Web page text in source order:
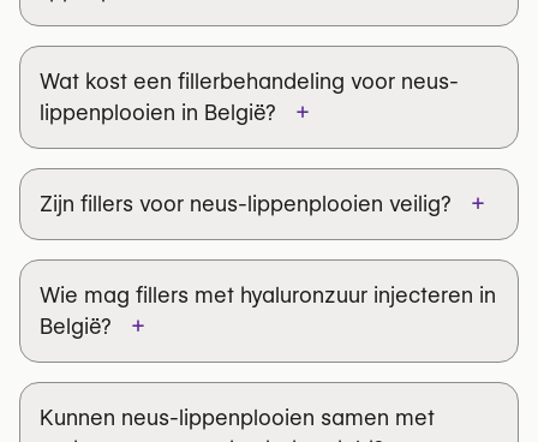
Wat kost een fillerbehandeling voor neus-
lippenplooien in België?
+
Juvéderm®, Restylane®,
Teosyal®, Belotero®
Zijn fillers voor neus-lippenplooien veilig? +
Wie mag fillers met hyaluronzuur injecteren in
België?
+
Kunnen neus-lippenplooien samen met